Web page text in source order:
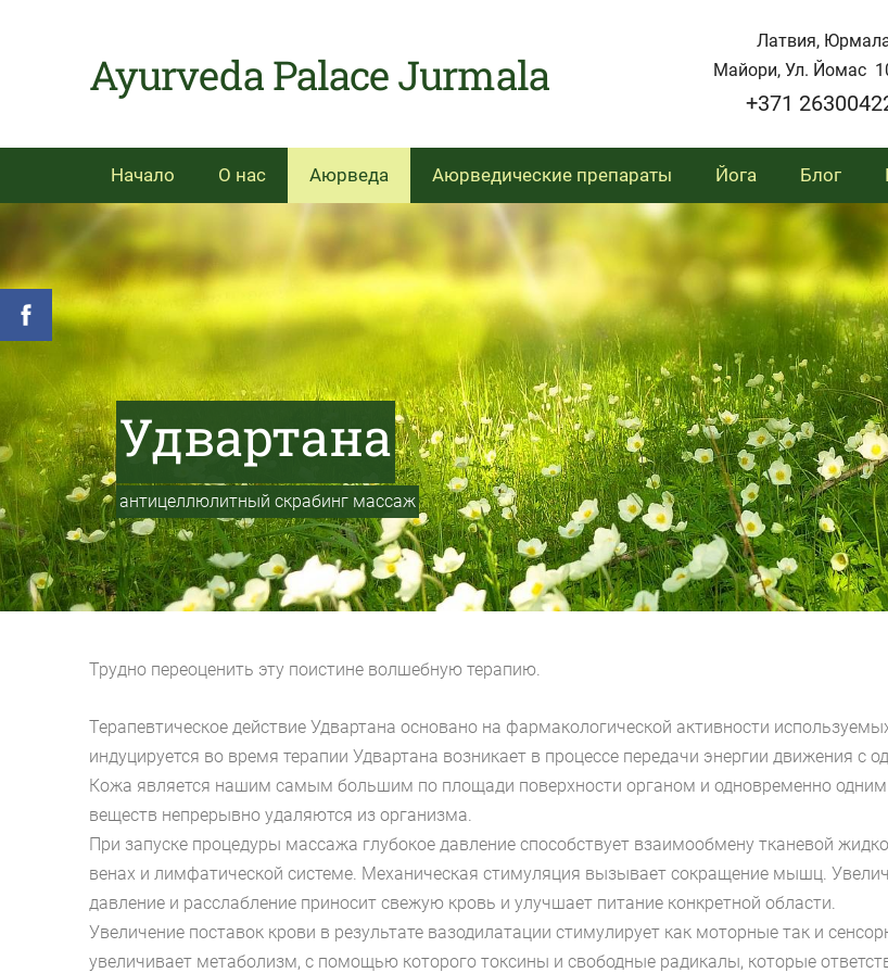
Ayurveda Palace Jurmala
Латвия,
Майори, Ул. Йомас
+371
Начало О нас Аюрведа Аюрведические препараты Йога Блог
Удвартана
антицеллюлитный скрабинг массаж
Трудно переоценить эту поистине волшебную терапию.
Терапевтическое действие Удвартана основано на фармакологической активности
индуцируется во время терапии Удвартана возникает в процессе передачи энергии движения с
Кожа является нашим самым большим по площади поверхности органом и одновременно
веществ непрерывно удаляются из организма.
При запуске процедуры массажа глубокое давление способствует взаимообмену тканевой
венах и лимфатической системе. Механическая стимуляция вызывает сокращение мышц.
давление и расслабление приносит свежую кровь и улучшает питание конкретной области.
Увеличение поставок крови в результате вазодилатации стимулирует как моторные так и
увеличивает метаболизм, с помощью которого токсины и свободные радикалы, которые